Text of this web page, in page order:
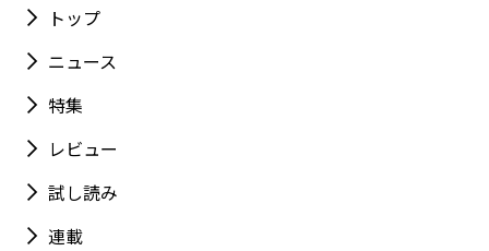
トップ
ニュース
特集
レビュー
試し読み
連載